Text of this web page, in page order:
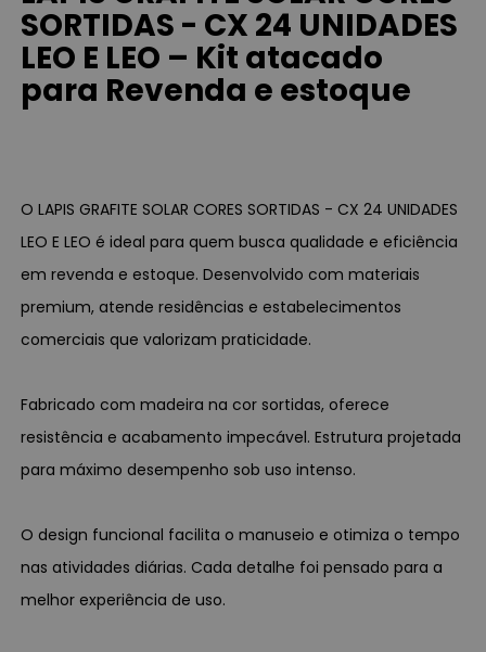
SORTIDAS - CX 24 UNIDADES
LEO E LEO – Kit atacado
para Revenda e estoque
O LAPIS GRAFITE SOLAR CORES SORTIDAS - CX 24 UNIDADES
LEO E LEO é ideal para quem busca qualidade e eficiência
em revenda e estoque. Desenvolvido com materiais
premium, atende residências e estabelecimentos
comerciais que valorizam praticidade.
Fabricado com madeira na cor sortidas, oferece
resistência e acabamento impecável. Estrutura projetada
para máximo desempenho sob uso intenso.
O design funcional facilita o manuseio e otimiza o tempo
nas atividades diárias. Cada detalhe foi pensado para a
melhor experiência de uso.